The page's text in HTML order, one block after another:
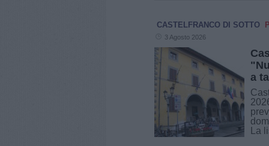
CASTELFRANCO DI SOTTO
3 Agosto 2026
a
La